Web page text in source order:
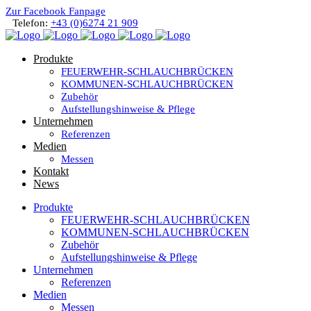
Zur Facebook Fanpage
Telefon: +43 (0)6274 21 909
Produkte
FEUERWEHR-SCHLAUCHBRÜCKEN
KOMMUNEN-SCHLAUCHBRÜCKEN
Zubehör
Aufstellungshinweise & Pflege
Unternehmen
Referenzen
Medien
Messen
Kontakt
News
Produkte
FEUERWEHR-SCHLAUCHBRÜCKEN
KOMMUNEN-SCHLAUCHBRÜCKEN
Zubehör
Aufstellungshinweise & Pflege
Unternehmen
Referenzen
Medien
Messen